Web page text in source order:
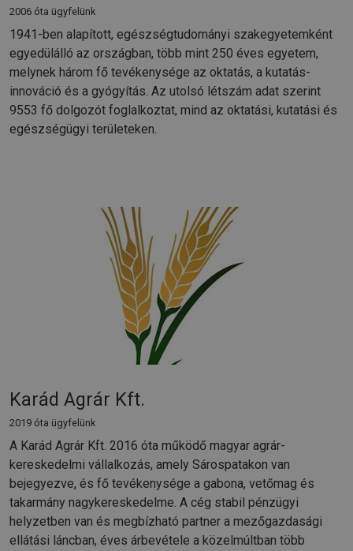
2006 óta ügyfelünk
1941-ben alapított, egészségtudományi szakegyetemként
egyedülálló az országban, több mint 250 éves egyetem,
melynek három fő tevékenysége az oktatás, a kutatás-
innováció és a gyógyítás. Az utolsó létszám adat szerint
9553 fő dolgozót foglalkoztat, mind az oktatási, kutatási és
egészségügyi területeken.
Karád Agrár Kft.
2019 óta ügyfelünk
A Karád Agrár Kft. 2016 óta működő magyar agrár-
kereskedelmi vállalkozás, amely Sárospatakon van
bejegyezve, és fő tevékenysége a gabona, vetőmag és
takarmány nagykereskedelme. A cég stabil pénzügyi
helyzetben van és megbízható partner a mezőgazdasági
ellátási láncban, éves árbevétele a közelmúltban több